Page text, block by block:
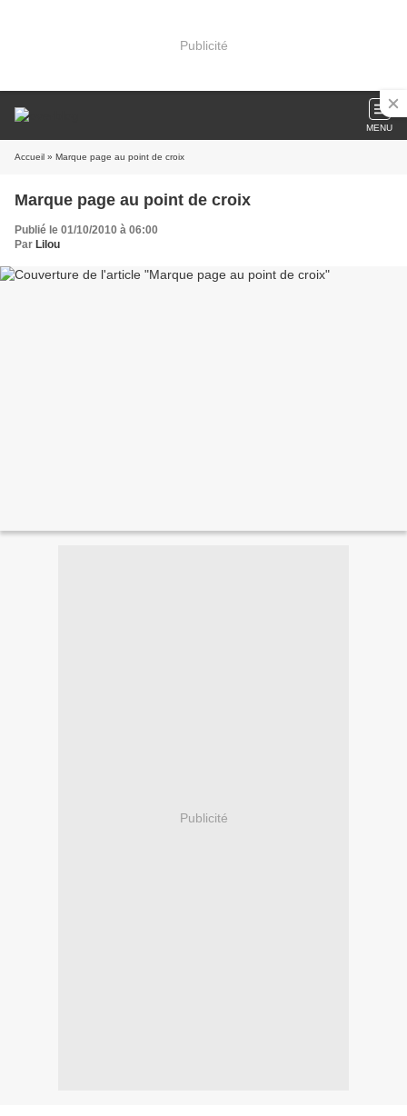
Publicité
MENU
Accueil » Marque page au point de croix
Marque page au point de croix
Publié le 01/10/2010 à 06:00
Par Lilou
Publicité